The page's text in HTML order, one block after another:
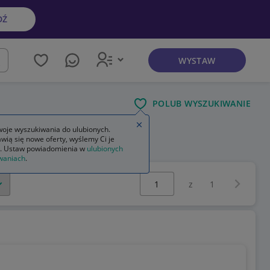
WYSTAW
POLUB WYSZUKIWANIE
Wybierz stronę:
z 1
wyszukiwania do ulubionych.
się nowe oferty, wyślemy Ci je
Ustaw powiadomienia w ulubionych
.
Zamknij wskazówkę